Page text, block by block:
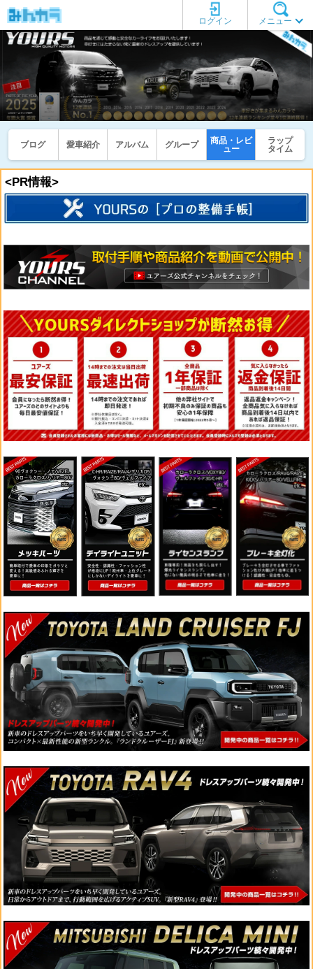
メニュー
ログイン
ブログ 愛車紹介 アルバム グループ
商品・レビ
ュー
ラップ
タイム
<PR情報>